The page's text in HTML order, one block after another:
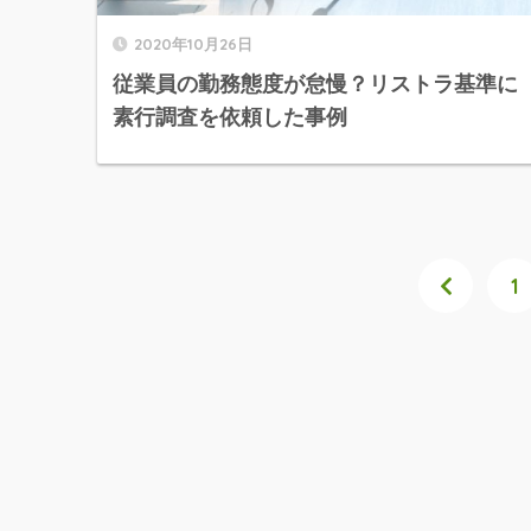
2020年10月26日
従業員の勤務態度が怠慢？リストラ基準に
素行調査を依頼した事例
1